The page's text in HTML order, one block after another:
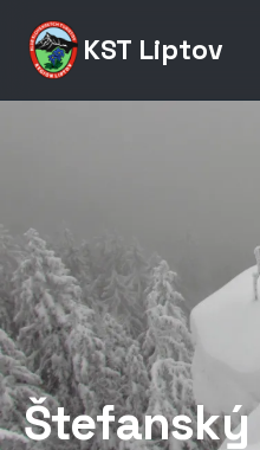
KST Liptov